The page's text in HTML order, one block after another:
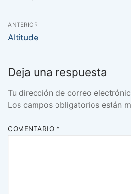
Navegación
de
ANTERIOR
Entrada
Altitude
Deja una respuesta
Tu dirección de correo
Los campos obligatorios están
COMENTARIO *